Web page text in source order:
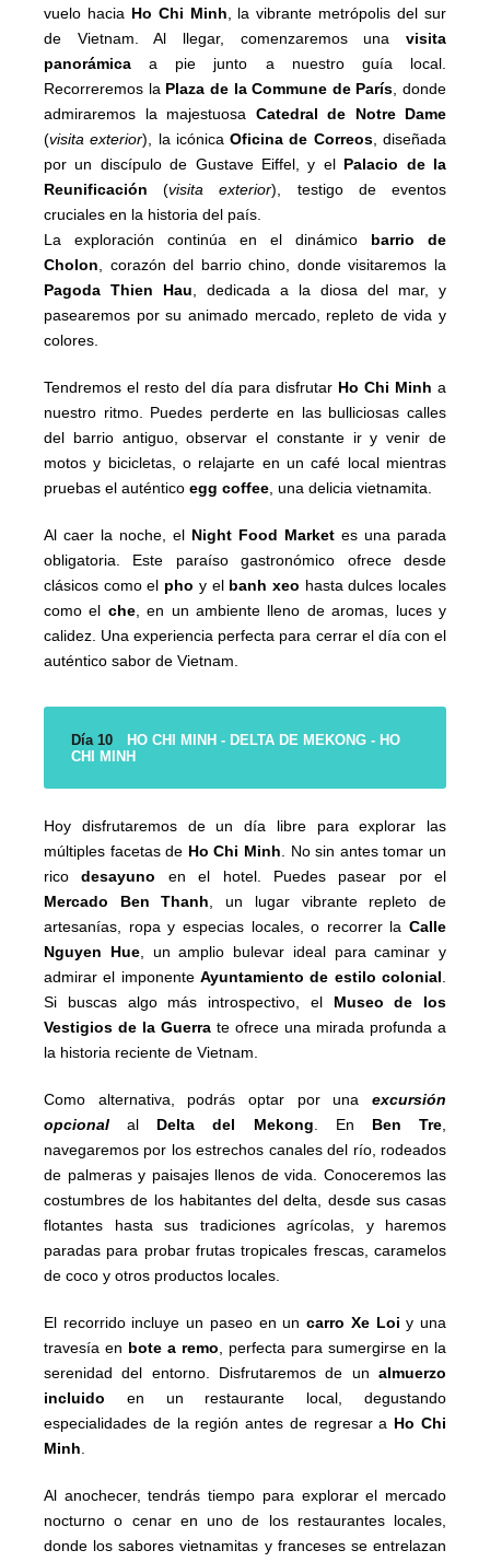
vuelo hacia Ho Chi Minh, la vibrante metrópolis del sur
de Vietnam. Al llegar, comenzaremos una visita
panorámica a pie junto a nuestro guía local.
Recorreremos la Plaza de la Commune de París, donde
admiraremos la majestuosa Catedral de Notre Dame
(visita exterior), la icónicaOficina de Correos, diseñada
por un discípulo de Gustave Eiffel, y el Palacio de la
Reunificación (visita exterior), testigo de eventos
cruciales en la historia del país.
La exploración continúa en el dinámico barrio de
Cholon, corazón del barrio chino, donde visitaremos la
Pagoda Thien Hau, dedicada a la diosa del mar, y
pasearemos por su animado mercado, repleto de vida y
colores.
Tendremos el resto del día para disfrutar Ho Chi Minh a
nuestro ritmo. Puedes perderte en las bulliciosas calles
del barrio antiguo, observar el constante ir y venir de
motos y bicicletas, o relajarte en un café local mientras
pruebas el auténtico egg coffee, una delicia vietnamita.
Al caer la noche, el Night Food Market es una parada
obligatoria. Este paraíso gastronómico ofrece desde
clásicos como el pho y el banh xeo hasta dulces locales
como el che, en un ambiente lleno de aromas, luces y
calidez. Una experiencia perfecta para cerrar el día con el
auténtico sabor de Vietnam.
Día 10
HO CHI MINH - DELTA DE MEKONG - HO
CHI MINH
Hoy disfrutaremos de un día libre para explorar las
múltiples facetas de Ho Chi Minh. No sin antes tomar un
rico desayuno en el hotel. Puedes pasear por el
Mercado Ben Thanh, un lugar vibrante repleto de
artesanías, ropa y especias locales, o recorrer la Calle
Nguyen Hue, un amplio bulevar ideal para caminar y
admirar el imponente Ayuntamiento de estilo colonial.
Si buscas algo más introspectivo, el Museo de los
Vestigios de la Guerra te ofrece una mirada profunda a
la historia reciente de Vietnam.
Como alternativa, podrás optar por una excursión
opcional
al Delta del Mekong. En Ben Tre,
navegaremos por los estrechos canales del río, rodeados
de palmeras y paisajes llenos de vida. Conoceremos las
costumbres de los habitantes del delta, desde sus casas
flotantes hasta sus tradiciones agrícolas, y haremos
paradas para probar frutas tropicales frescas, caramelos
de coco y otros productos locales.
El recorrido incluye un paseo en uncarro Xe Loi y una
travesía en bote a remo, perfecta para sumergirse en la
serenidad del entorno. Disfrutaremos de un almuerzo
incluido en un restaurante local, degustando
especialidades de la región antes de regresar a Ho Chi
Minh.
Al anochecer, tendrás tiempo para explorar el mercado
nocturno o cenar en uno de los restaurantes locales,
donde los sabores vietnamitas y franceses se entrelazan